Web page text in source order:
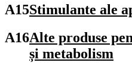
A15Stimulante ale
A16Alte produse
și metabolism